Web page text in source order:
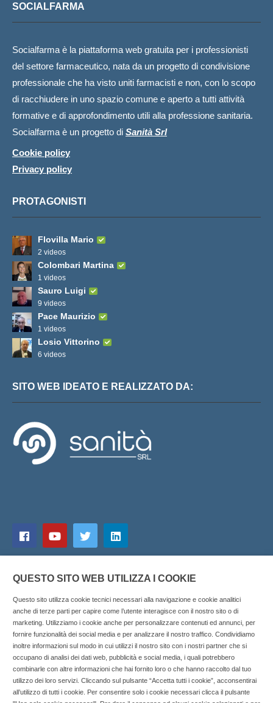
SOCIALFARMA
Socialfarma è la piattaforma web gratuita per i professionisti
del settore farmaceutico, nata da un progetto di condivisione
professionale che ha visto uniti farmacisti e non, con lo scopo
di racchiudere in uno spazio comune e aperto a tutti attività
formative e di approfondimento utili alla professione sanitaria.
Socialfarma è un progetto di Sanità Srl
Cookie policy
Privacy policy
PROTAGONISTI
Flovilla Mario
2 videos
Colombari Martina
1 videos
Sauro Luigi
9 videos
Pace Maurizio
1 videos
Losio Vittorino
6 videos
SITO WEB IDEATO E REALIZZATO DA:
Copyright © 2025 SOCIALFARMA - La piattaforma web per i
professionisti della farmacia. Tutti i diritti riservati.
Socialfarma.it è un marchio di Sanità S.r.l. Largo San
QUESTO SITO WEB UTILIZZA I COOKIE
Questo sito utilizza cookie tecnici necessari alla navigazione e cookie analitici
anche di terze parti per capire come l’utente interagisce con il nostro sito o di
marketing. Utilizziamo i cookie anche per personalizzare contenuti ed annunci, per
fornire funzionalità dei social media e per analizzare il nostro traffico. Condividiamo
inoltre informazioni sul modo in cui utilizzi il nostro sito con i nostri partner che si
occupano di analisi dei dati web, pubblicità e social media, i quali potrebbero
combinarle con altre informazioni che hai fornito loro o che hanno raccolto dal tuo
utilizzo dei loro servizi. Cliccando sul pulsante “Accetta tutti i cookie”, acconsentirai
all’utilizzo di tutti i cookie. Per consentire solo i cookie necessari clicca il pulsante